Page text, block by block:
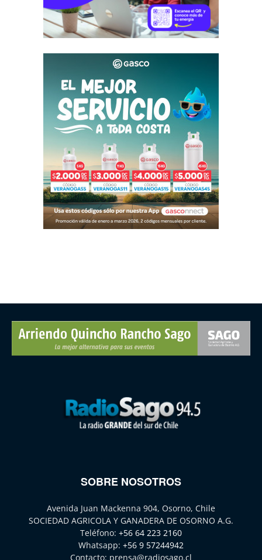
SOBRE NOSOTROS
Avenida Juan Mackenna 904, Osorno, Chile
SOCIEDAD AGRICOLA Y GANADERA DE OSORNO A.G.
Teléfono: +56 64 223 2160
Whatsapp: +56 9 57244942
Contacto: prensa@radiosago.cl